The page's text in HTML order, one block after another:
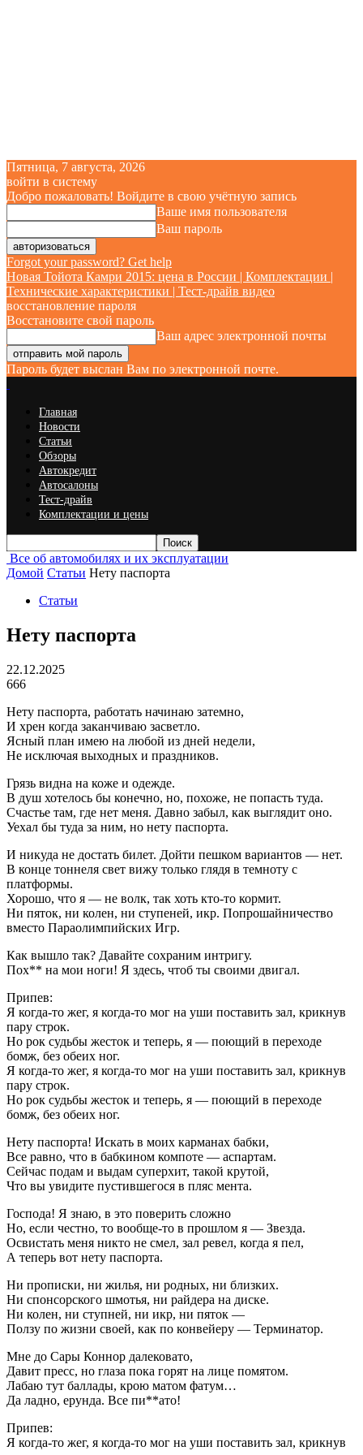
Пятница, 7 августа, 2026
войти в систему
Добро пожаловать! Войдите в свою учётную запись
Ваше имя пользователя
Ваш пароль
Forgot your password? Get help
Новая Тойота Камри 2015: цена в России | Комплектации |
Технические характеристики | Тест-драйв видео
восстановление пароля
Восстановите свой пароль
Ваш адрес электронной почты
Пароль будет выслан Вам по электронной почте.
Главная
Новости
Статьи
Обзоры
Автокредит
Автосалоны
Тест-драйв
Комплектации и цены
Все об автомобилях и их эксплуатации
Домой Статьи Нету паспорта
Статьи
Нету паспорта
22.12.2025
666
Нету паспорта, работать начинаю затемно,
И хрен когда заканчиваю засветло.
Ясный план имею на любой из дней недели,
Не исключая выходных и праздников.
Грязь видна на коже и одежде.
В душ хотелось бы конечно, но, похоже, не попасть туда.
Счастье там, где нет меня. Давно забыл, как выглядит оно.
Уехал бы туда за ним, но нету паспорта.
И никуда не достать билет. Дойти пешком вариантов — нет.
В конце тоннеля свет вижу только глядя в темноту с
платформы.
Хорошо, что я — не волк, так хоть кто-то кормит.
Ни пяток, ни колен, ни ступеней, икр. Попрошайничество
вместо Параолимпийских Игр.
Как вышло так? Давайте сохраним интригу.
Пох** на мои ноги! Я здесь, чтоб ты своими двигал.
Припев:
Я когда-то жег, я когда-то мог на уши поставить зал, крикнув
пару строк.
Но рок судьбы жесток и теперь, я — поющий в переходе
бомж, без обеих ног.
Я когда-то жег, я когда-то мог на уши поставить зал, крикнув
пару строк.
Но рок судьбы жесток и теперь, я — поющий в переходе
бомж, без обеих ног.
Нету паспорта! Искать в моих карманах бабки,
Все равно, что в бабкином компоте — аспартам.
Сейчас подам и выдам суперхит, такой крутой,
Что вы увидите пустившегося в пляс мента.
Господа! Я знаю, в это поверить сложно
Но, если честно, то вообще-то в прошлом я — Звезда.
Освистать меня никто не смел, зал ревел, когда я пел,
А теперь вот нету паспорта.
Ни прописки, ни жилья, ни родных, ни близких.
Ни спонсорского шмотья, ни райдера на диске.
Ни колен, ни ступней, ни икр, ни пяток —
Ползу по жизни своей, как по конвейеру — Терминатор.
Мне до Сары Коннор далековато,
Давит пресс, но глаза пока горят на лице помятом.
Лабаю тут баллады, крою матом фатум…
Да ладно, ерунда. Все пи**ато!
Припев:
Я когда-то жег, я когда-то мог на уши поставить зал, крикнув